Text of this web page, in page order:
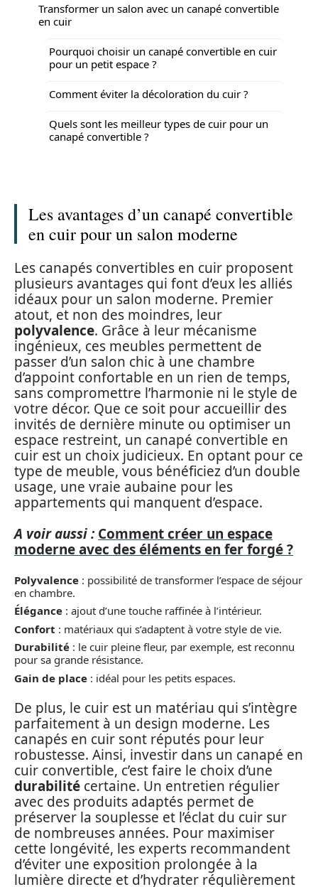
Transformer un salon avec un canapé convertible
en cuir
Pourquoi choisir un canapé convertible en cuir
pour un petit espace ?
Comment éviter la décoloration du cuir ?
Quels sont les meilleur types de cuir pour un
canapé convertible ?
Les avantages d’un canapé convertible
en cuir pour un salon moderne
Les canapés convertibles en cuir proposent
plusieurs avantages qui font d’eux les alliés
idéaux pour un salon moderne. Premier
atout, et non des moindres, leur
polyvalence. Grâce à leur mécanisme
ingénieux, ces meubles permettent de
passer d’un salon chic à une chambre
d’appoint confortable en un rien de temps,
sans compromettre l’harmonie ni le style de
votre décor. Que ce soit pour accueillir des
invités de dernière minute ou optimiser un
espace restreint, un canapé convertible en
cuir est un choix judicieux. En optant pour ce
type de meuble, vous bénéficiez d’un double
usage, une vraie aubaine pour les
appartements qui manquent d’espace.
A voir aussi : Comment créer un espace
moderne avec des éléments en fer forgé ?
Polyvalence : possibilité de transformer l’espace de séjour
en chambre.
Élégance : ajout d’une touche raffinée à l’intérieur.
Confort : matériaux qui s’adaptent à votre style de vie.
Durabilité : le cuir pleine fleur, par exemple, est reconnu
pour sa grande résistance.
Gain de place : idéal pour les petits espaces.
De plus, le cuir est un matériau qui s’intègre
parfaitement à un design moderne. Les
canapés en cuir sont réputés pour leur
robustesse. Ainsi, investir dans un canapé en
cuir convertible, c’est faire le choix d’une
durabilité certaine. Un entretien régulier
avec des produits adaptés permet de
préserver la souplesse et l’éclat du cuir sur
de nombreuses années. Pour maximiser
cette longévité, les experts recommandent
d’éviter une exposition prolongée à la
lumière directe et d’hydrater régulièrement